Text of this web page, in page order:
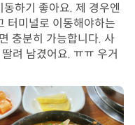
하기 좋아요. 제 경우엔
터미널로 이동해야하는
충분히 가능합니다. 사
려 남겼어요. ㅠㅠ 우거